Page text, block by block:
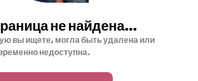
не найдена...
вы ищете, могла быть удалена или
недоступна.